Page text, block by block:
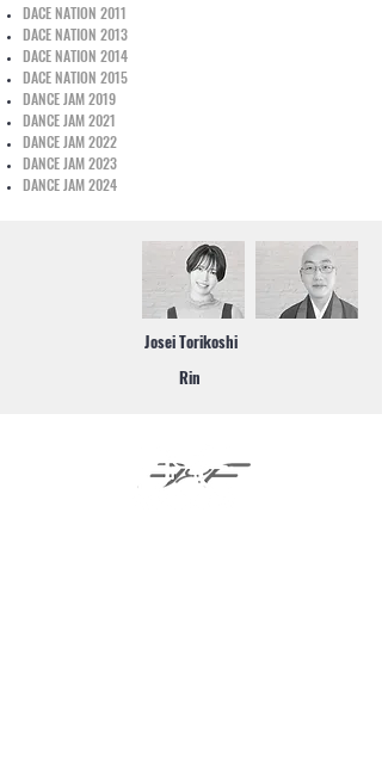
DACE NATION 2011
DACE NATION 2013
DACE NATION 2014
DACE NATION 2015
DANCE JAM 2019
DANCE JAM 2021
DANCE JAM 2022
DANCE JAM 2023
DANCE JAM 2024
Josei Torikoshi
Rin